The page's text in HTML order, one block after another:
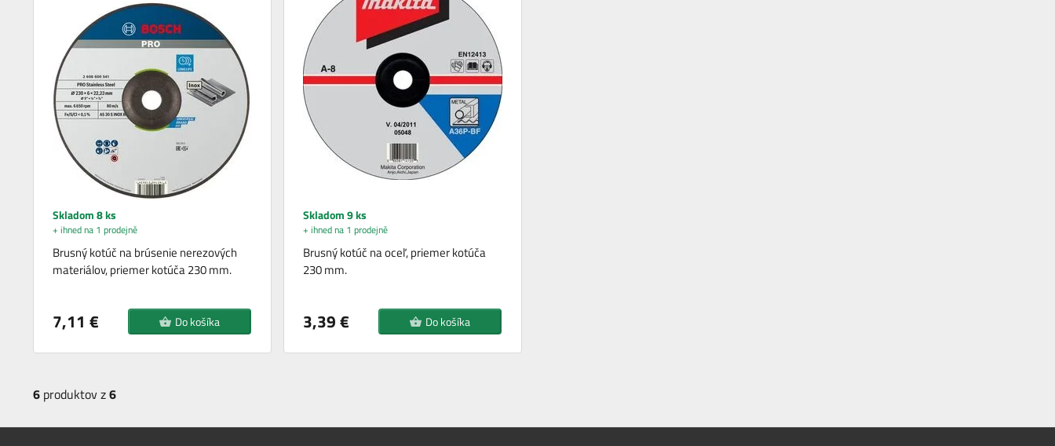
Skladom 8 ks
+ ihned na 1 prodejně
Brusný kotúč na brúsenie nerezových
materiálov, priemer kotúča 230 mm.
7,11 € Do košíka
Skladom 9 ks
+ ihned na 1 prodejně
Brusný kotúč na oceľ, priemer kotúča
230 mm.
3,39 € Do košíka
6 produktov z6